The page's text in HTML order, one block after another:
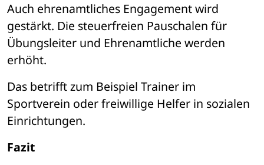
Auch ehrenamtliches Engagement wird
gestärkt. Die steuerfreien Pauschalen für
Übungsleiter und Ehrenamtliche werden
erhöht.
Das betrifft zum Beispiel Trainer im
Sportverein oder freiwillige Helfer in sozialen
Einrichtungen.
Fazit